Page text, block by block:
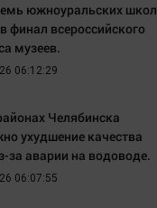
южноуральских школ
финал всероссийского
музеев.
06:12:29
Челябинска
ухудшение качества
за аварии на водоводе.
06:07:55